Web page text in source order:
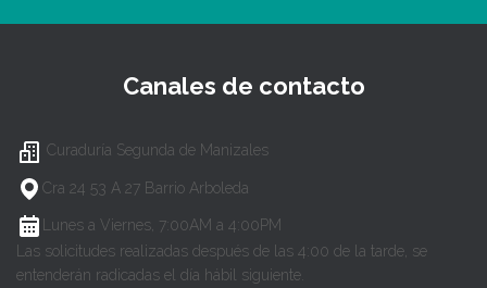
Canales de contacto
Curaduría Segunda de Manizales
Cra 24 53 A 27 Barrio Arboleda
Lunes a Viernes, 7:00AM a 4:00PM
Las solicitudes realizadas después de las 4:00 de la tarde, se
entenderán radicadas el día hábil siguiente.